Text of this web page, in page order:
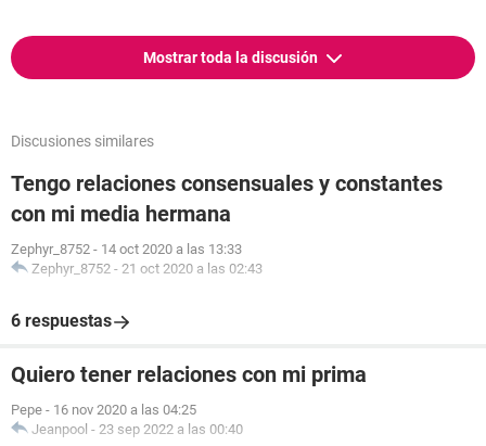
Mostrar toda la discusión
Discusiones similares
Tengo relaciones consensuales y constantes
con mi media hermana
Zephyr_8752 - 14 oct 2020 a las 13:33
Zephyr_8752 - 21 oct 2020 a las 02:43
6 respuestas
Quiero tener relaciones con mi prima
Pepe - 16 nov 2020 a las 04:25
Jeanpool - 23 sep 2022 a las 00:40